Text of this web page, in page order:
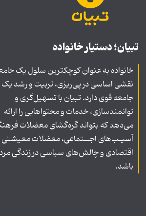
تبیان؛ دستیار خانواده
خانواده به عنوان کوچکترین سلول یک
نقشی اساسی در پی‌ریزی، تربیت و رشد یک
جامعه قوی دارد. تبیان با تسهیل‌گری و
توانمندسازی، خدمات و محتواهایی را ارائه
می‌دهد که بتواند گره‌گشای معضلات
آسیـب‌های اجــتماعی، معضلات معیشتی
اقتصادی و چالش‌های سیاسی در زندگی
باشد.